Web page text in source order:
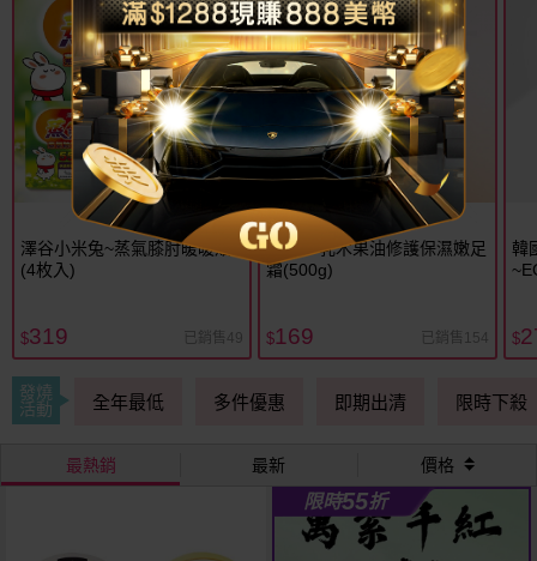
澤谷小米兔~蒸氣膝肘暖暖貼
(4枚入)
$319 已銷售49
AVCA~乳木果油修護保濕嫩足
霜(500g)
$169 已銷售154
韓
$
發燒
活動
全年最低 多件優惠 即期出清 限時下殺
最熱銷 最新 價格
限時55折